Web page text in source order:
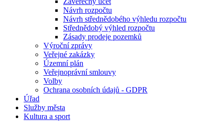
Návrh rozpočtu
Návrh střednědobého výhledu rozpočtu
Střednědobý výhled rozpočtu
Zásady prodeje pozemků
Výroční zprávy
Veřejné zakázky
Územní plán
Veřejnoprávní smlouvy
Volby
Ochrana osobních údajů - GDPR
Úřad
Služby města
Kultura a sport